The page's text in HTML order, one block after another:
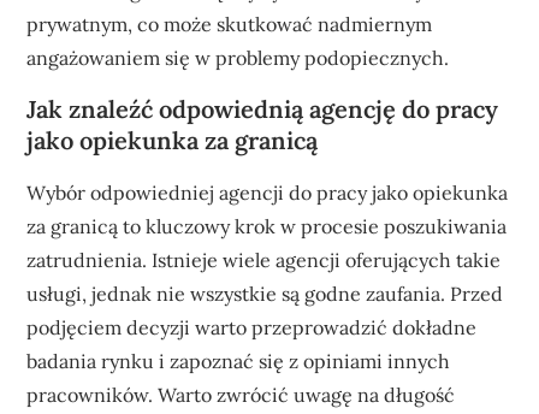
prywatnym, co może skutkować nadmiernym
angażowaniem się w problemy podopiecznych.
Jak znaleźć odpowiednią agencję do pracy
jako opiekunka za granicą
Wybór odpowiedniej agencji do pracy jako opiekunka
za granicą to kluczowy krok w procesie poszukiwania
zatrudnienia. Istnieje wiele agencji oferujących takie
usługi, jednak nie wszystkie są godne zaufania. Przed
podjęciem decyzji warto przeprowadzić dokładne
badania rynku i zapoznać się z opiniami innych
pracowników. Warto zwrócić uwagę na długość